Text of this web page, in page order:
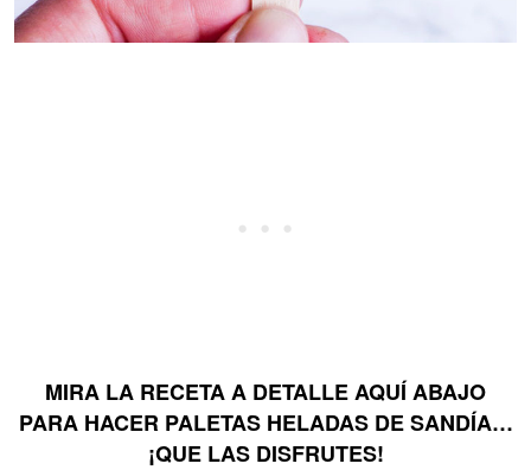
MIRA LA RECETA A DETALLE AQUÍ ABAJO
PARA HACER PALETAS HELADAS DE SANDÍA…
¡QUE LAS DISFRUTES!